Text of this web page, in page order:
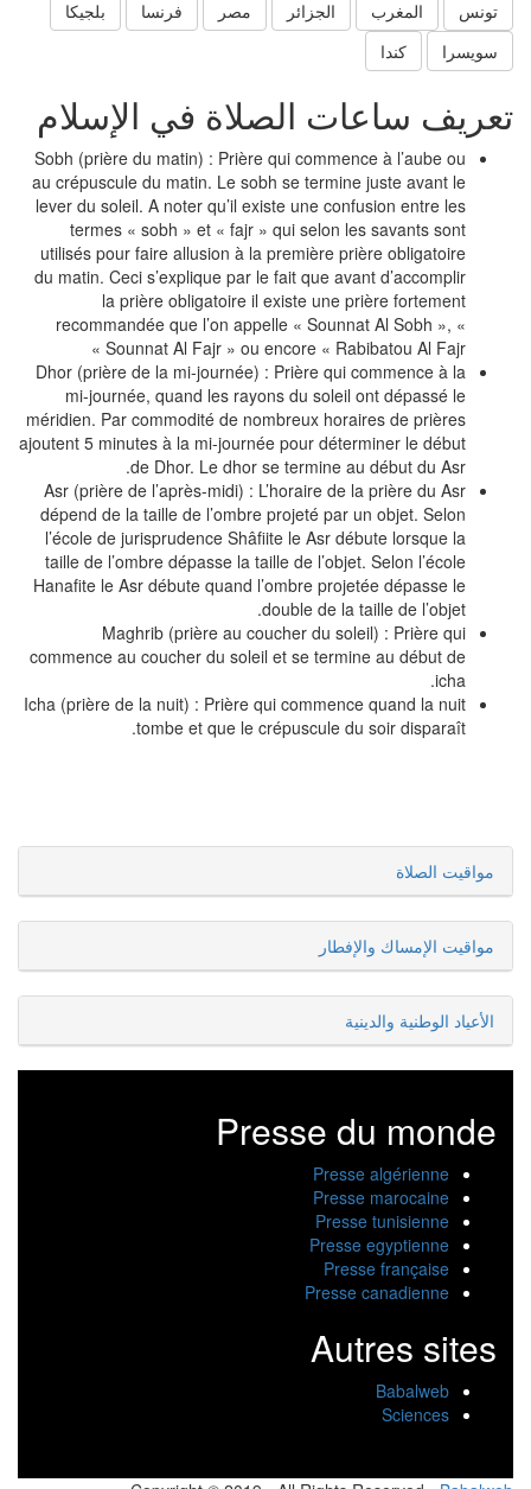
تونس المغرب الجزائر مصر فرنسا
بلجيكا
سويسرا
ساعات الصلاة في الإسلام
Sobh (prière du matin) : Prière qui commence à l’aube ou
au crépuscule du matin. Le sobh se termine juste avant le
lever du soleil. A noter qu’il existe une confusion entre les
termes « sobh » et « fajr » qui selon les savants sont
utilisés pour faire allusion à la première prière obligatoire
du matin. Ceci s’explique par le fait que avant d’accomplir
la prière obligatoire il existe une prière fortement
recommandée que l’on appelle « Sounnat Al Sobh », «
Sounnat Al Fajr » ou encore « Rabibatou Al Fajr »
Dhor (prière de la mi-journée) : Prière qui commence à la
mi-journée, quand les rayons du soleil ont dépassé le
méridien. Par commodité de nombreux horaires de prières
ajoutent 5 minutes à la mi-journée pour déterminer le début
de Dhor. Le dhor se termine au début du Asr.
Asr (prière de l’après-midi) : L’horaire de la prière du Asr
dépend de la taille de l’ombre projeté par un objet. Selon
l’école de jurisprudence Shâfiite le Asr débute lorsque la
taille de l’ombre dépasse la taille de l’objet. Selon l’école
Hanafite le Asr débute quand l’ombre projetée dépasse le
double de la taille de l’objet.
Maghrib (prière au coucher du soleil) : Prière qui
commence au coucher du soleil et se termine au début de
Icha (prière de la nuit) : Prière qui commence quand la nuit
tombe et que le crépuscule du soir disparaît.
مواقيت الصلاة
مواقيت الإمساك والإفطار
الأعياد الوطنية والدينية
Presse du monde
Presse algérienne
Presse marocaine
Presse tunisienne
Presse egyptienne
Presse française
Presse canadienne
Autres sites
Babalweb
Sciences